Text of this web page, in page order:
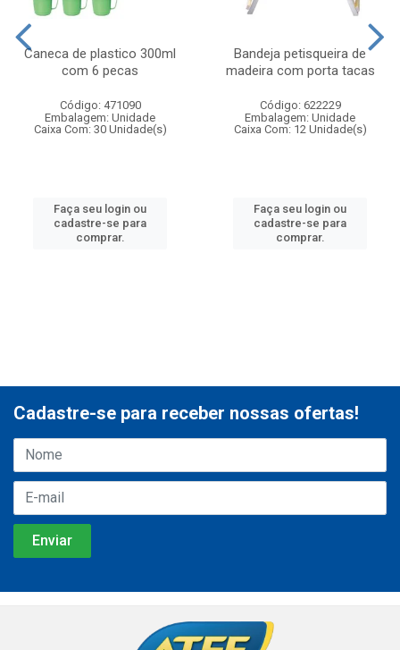
Caneca de plastico 300ml
com 6 pecas
Código: 471090
Embalagem: Unidade
Caixa Com: 30 Unidade(s)
Faça seu login ou
cadastre-se para
comprar.
Bandeja petisqueira de
madeira com porta tacas
Código: 622229
Embalagem: Unidade
Caixa Com: 12 Unidade(s)
Faça seu login ou
cadastre-se para
comprar.
Cadastre-se para receber nossas ofertas!